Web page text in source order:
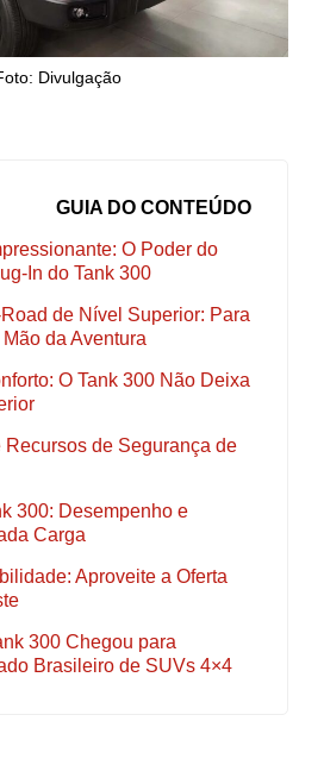
Divulgação
GUIA DO CONTEÚDO
O Poder do
In do Tank 300
de Nível Superior: Para
da Aventura
O Tank 300 Não Deixa
de Segurança de
300: Desempenho e
Carga
Aproveite a Oferta
300 Chegou para
Brasileiro de SUVs 4×4